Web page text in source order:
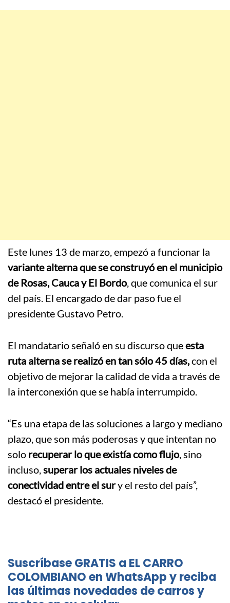
Este lunes 13 de marzo, empezó a funcionar la
variante alterna que se construyó en el municipio
de Rosas, Cauca y El Bordo, que comunica el sur
del país. El encargado de dar paso fue el
presidente Gustavo Petro.
El mandatario señaló en su discurso queesta
ruta alterna se realizó en tan sólo 45 días,con el
objetivo de mejorar la calidad de vida a través de
la interconexión que se había interrumpido.
“Es una etapa de las soluciones a largo y mediano
plazo, que son más poderosas y que intentan no
solo recuperar lo que existía como flujo, sino
incluso,superar los actuales niveles de
conectividad entre el sury el resto del país”,
destacó el presidente.
Suscríbase GRATIS a EL CARRO
COLOMBIANO en WhatsApp y reciba
las últimas novedades de carros y